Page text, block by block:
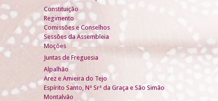
Constituição
Regimento
Comissões e Conselhos
Sessões da Assembleia
Moções
Juntas de Freguesia
Alpalhão
Arez e Amieira do Tejo
Espírito Santo, Nª Srª da Graça e São Simão
Montalvão